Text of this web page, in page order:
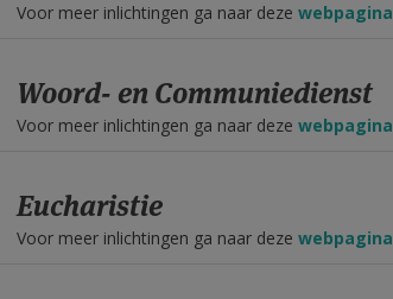
Voor meer inlichtingen ga naar dezewebpagina
Woord- en Communiedienst
Voor meer inlichtingen ga naar dezewebpagina
Eucharistie
Voor meer inlichtingen ga naar dezewebpagina